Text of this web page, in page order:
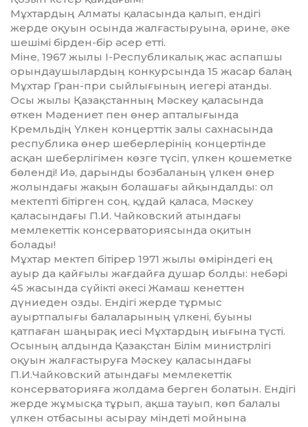
Мұхтардың Алматы қаласында қа­лып, ендігі
жерде оқуын осында жалғас­ты­руына, әрине, әке
шешімі бірден-бір әсер етті.
Міне, 1967 жылы І-Республикалық жас аспапшы
орындаушылардың конкурсында 15 жасар балаң
Мұхтар Гран-при сыйлығының иегері атанды.
Осы жылы Қазақстанның Мәскеу қаласында
өткен Мәдениет пен өнер апталығында
Кремльдің Үлкен концерттік залы сахнасында
республика өнер шеберлерінің концертінде
асқан шеберлігімен көзге түсіп, үлкен қошеметке
бөленді! Иә, дарынды бозбаланың үлкен өнер
жолын­дағы жақын болашағы айқындалды: ол
мектепті бітірген соң, құдай қаласа, Мәскеу
қаласындағы П.И. Чайковский атындағы
мемлекеттік консерваториясында оқитын
болады!
Мұхтар мектеп бітірер 1971 жылы өміріндегі ең
ауыр да қайғылы жағдайға душар болды: небәрі
45 жасында сүйікті әкесі Жамаш кенеттен
дүниеден озды. Ендігі жерде тұрмыс
ауыртпалығы бала­ла­рының үлкені, буыны
қатпаған шаңы­рақ иесі Мұхтардың иығына түсті.
Осы­ның алдында Қазақстан Білім ми­­­нис­­тр­­лігі
оқуын жалғастыруға Мәс­кеу қаласындағы
П.И.Чайковский атындағы мемле­кет­­тік
консерваторияға жолдама берген болатын. Ендігі
жерде жұмысқа тұрып, ақша тауып, көп балалы
үлкен отбасыны асырау міндеті мойнына